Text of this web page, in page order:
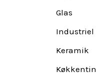
Glas
Industriel
Keramik